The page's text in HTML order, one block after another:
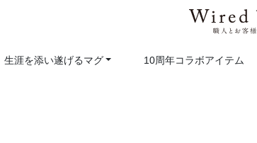
生涯を添い遂げるマグ 10周年コラボアイテム